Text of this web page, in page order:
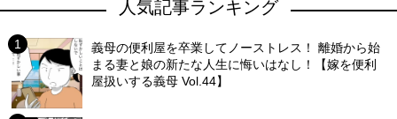
人気記事ランキング
義母の便利屋を卒業してノーストレス！ 離婚から始
まる妻と娘の新たな人生に悔いはなし！【嫁を便利
屋扱いする義母 Vol.44】